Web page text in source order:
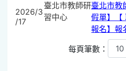
2026/3
/17
臺北市教師研
習中心
臺北市教
假單】【
報名】報
每頁筆數：